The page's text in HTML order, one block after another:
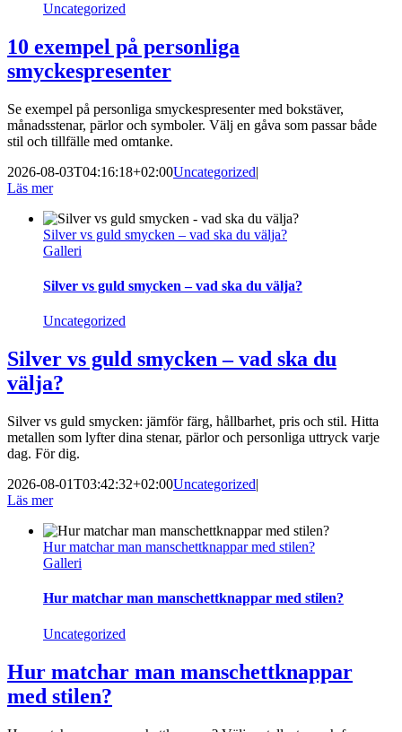
Uncategorized
10 exempel på personliga
smyckespresenter
Se exempel på personliga smyckespresenter med bokstäver,
månadsstenar, pärlor och symboler. Välj en gåva som passar både
stil och tillfälle med omtanke.
2026-08-03T04:16:18+02:00Uncategorized|
Läs mer
Silver vs guld smycken – vad ska du välja?
Galleri
Silver vs guld smycken – vad ska du välja?
Uncategorized
Silver vs guld smycken – vad ska du
välja?
Silver vs guld smycken: jämför färg, hållbarhet, pris och stil. Hitta
metallen som lyfter dina stenar, pärlor och personliga uttryck varje
dag. För dig.
2026-08-01T03:42:32+02:00Uncategorized|
Läs mer
Hur matchar man manschettknappar med stilen?
Galleri
Hur matchar man manschettknappar med stilen?
Uncategorized
Hur matchar man manschettknappar
med stilen?